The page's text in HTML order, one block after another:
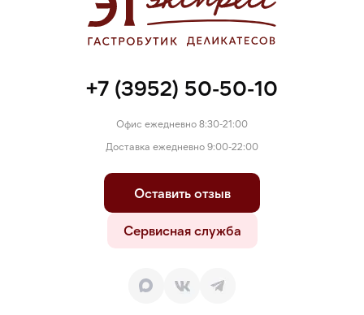
+7 (3952) 50-50-10
Офис ежедневно 8:30-21:00
Доставка ежедневно 9:00-22:00
Оставить отзыв
Сервисная служба